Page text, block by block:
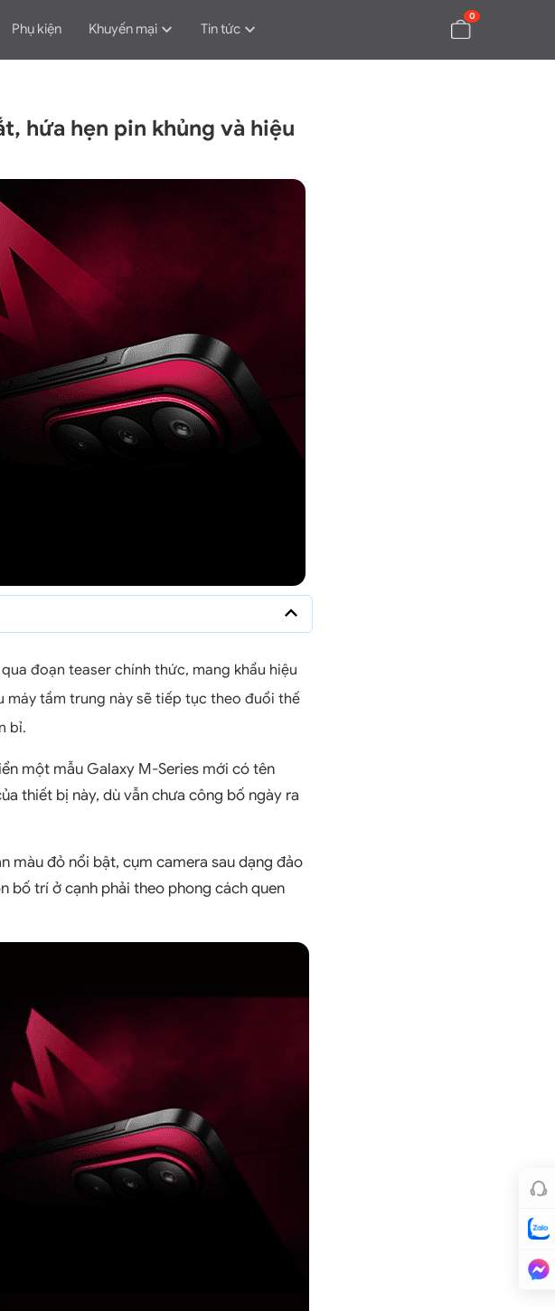
0
Phụ kiện Khuyến mại Tin tức
hứa hẹn pin khủng và hiệu
đoạn teaser chính thức, mang khẩu hiệu
máy tầm trung này sẽ tiếp tục theo đuổi thế
bỉ.
một mẫu Galaxy M-Series mới có tên
thiết bị này, dù vẫn chưa công bố ngày ra
màu đỏ nổi bật, cụm camera sau dạng đảo
bố trí ở cạnh phải theo phong cách quen